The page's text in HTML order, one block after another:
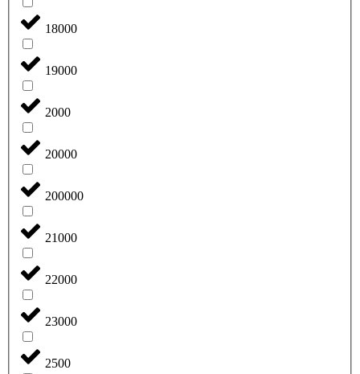
18000
19000
2000
20000
200000
21000
22000
23000
2500